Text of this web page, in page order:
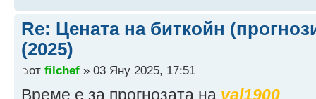
Re: Цената на биткойн
(2025)
от filchef » 03 Яну 2025, 17:51
Време е за прогнозата на val1900